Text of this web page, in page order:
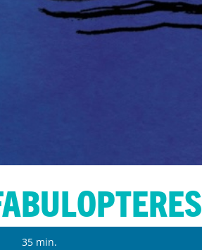
35 min.